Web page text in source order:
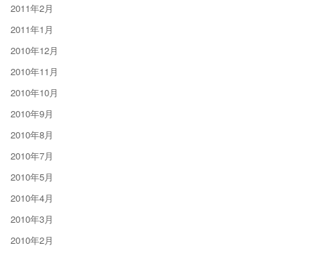
2011年2月
2011年1月
2010年12月
2010年11月
2010年10月
2010年9月
2010年8月
2010年7月
2010年5月
2010年4月
2010年3月
2010年2月